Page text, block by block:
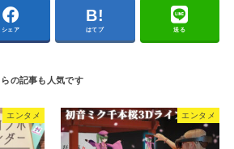
2026年8月3日
次に行くワールド、ガチャで決めてみない？